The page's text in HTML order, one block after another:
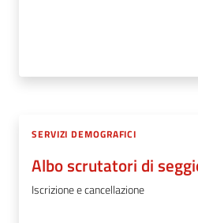
SERVIZI DEMOGRAFICI
Albo scrutatori di
Iscrizione e cancellazione